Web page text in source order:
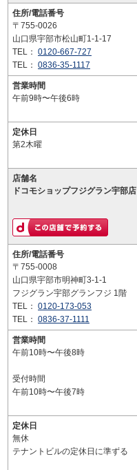
住所/電話番号
〒755-0026
山口県宇部市松山町1-1-17
TEL： 0120-667-727
TEL： 0836-35-1117
営業時間
午前9時〜午後6時
定休日
第2木曜
店舗名
ドコモショップフジグラン宇部店
住所/電話番号
〒755-0008
山口県宇部市明神町3-1-1
フジグラン宇部グランフジ 1階
TEL： 0120-173-053
TEL： 0836-37-1111
営業時間
午前10時〜午後8時
受付時間
午前10時〜午後7時
定休日
無休
テナントビルの定休日に準ずる